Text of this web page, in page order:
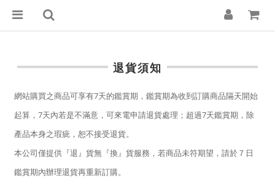
退貨須知
網站購買之商品可享有7天的鑑賞期，鑑賞期為收到訂購商品隔天開始
起算，7天內若是不滿意，可來電申請退貨處理；超過7天鑑賞期，除
產品本身之瑕疵，恕不接受退貨。
本公司僅提供『退』貨無『換』貨服務，若商品未符期望，請於７日
鑑賞期內辦理退貨再重新訂購。